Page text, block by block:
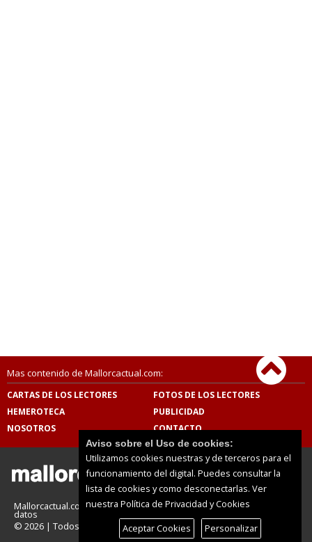
Mas contenido de Mallorcactual.com:
CARTAS DE LOS LECTORES
FOTOS DE LOS LECTORES
HEMEROTECA
PUBLICIDAD
NOSOTROS
CONTACTO
Mallorcactual.com |Términos de uso|Protección de
datos
© 2026 | Todos los derechos reservados
Aviso sobre el Uso de cookies:
Utilizamos cookies nuestras y de terceros para el
funcionamiento del digital. Puedes consultar la
lista de cookies y como desconectarlas. Ver
nuestra Política de Privacidad y Cookies
Aceptar Cookies
Personalizar